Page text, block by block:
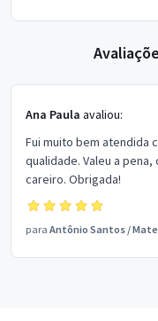
Ana Paula avaliou:
Fui muito bem atendida
qualidade. Valeu a
careiro. Obrigada!
para Antônio Santos /